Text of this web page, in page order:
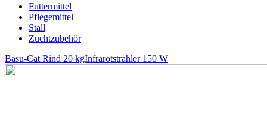
Futtermittel
Pflegemittel
Stall
Zuchtzubehör
Basu-Cat Rind 20 kgInfrarotstrahler 150 W